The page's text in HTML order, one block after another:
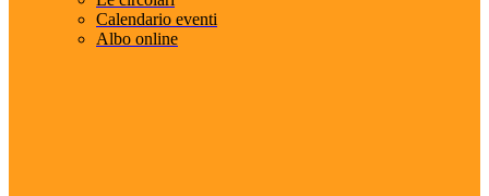
Calendario eventi
Albo online